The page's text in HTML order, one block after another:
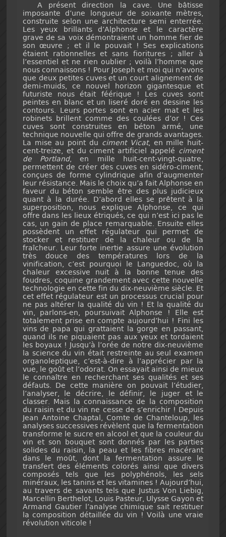
A présent direction la cave. Une bâtisse
imposante d’une longueur de soixante mètres,
construite selon une architecture semi enterrée.
Les yeux brillants d’Alphonse et le caractère
grave de sa voix démontraient un homme fier de
son œuvre ; et il le pouvait ! Ses explications
étaient rationnelles et sans fioritures ; aller à
l’essentiel et ne rien oublier ; voilà l’homme que
nous connaissons ! Pour Joseph et moi qui n’avons
que deux petites cuves et un court alignement de
demi-muids, ce nouvel horizon gigantesque et
futuriste nous était féérique ! Les cuves sont
peintes en blanc et un liseré doré en dessine les
contours. Leurs portes sont en acier mat et les
robinets brillent comme des coulées d’or ! Ces
cuves sont construites en béton armé, une
technique nouvelle qui offre de grands avantages.
La mise au point du ciment Vicat, en mille huit-
cent-treize, et du ciment artificiel appelé ciment
de Portland, en mille huit-cent-vingt-quatre,
permettent de créer des cuves en sidéro-ciment,
conçues de forme cylindrique afin d’augmenter
leur résistance. Mais le choix qu’a fait Alphonse en
faveur du béton semble être des plus judicieux
quant à la durée. D’abord elles se prêtent à la
superposition, nous explique Alphonse, ce qui
offre dans les lieux étriqués, ce qui n’est ici pas le
cas, un gain de place remarquable. Ensuite elles
possèdent un effet régulateur qui permet de
stocker et restituer de la chaleur ou de la
fraîcheur. Leur forte inertie assure une évolution
très douce des températures lors de la
vinification, c’est pourquoi le Languedoc, où la
chaleur excessive nuit à la bonne tenue des
foudres, coquine grandement avec cette nouvelle
technologie en cette fin du dix-neuvième siècle. Et
cet effet régulateur est un processus crucial pour
ne pas altérer la qualité du vin ! Et la qualité du
vin, parlons-en, poursuivait Alphonse ! Elle est
totalement prise en compte aujourd’hui ! Fini les
vins de papa qui grattaient la gorge en passant,
quand ils ne piquaient pas aux yeux et tordaient
les boyaux ! Jusqu’à l’orée de notre dix-neuvième
la science du vin était restreinte au seul examen
organoleptique, c’est-à-dire à l’apprécier par la
vue, le goût et l’odorat. On essayait ainsi de mieux
le connaître en recherchant ses qualités et ses
défauts. De cette manière on pouvait l’étudier,
l’analyser, le décrire, le définir, le juger et le
classer. Mais la connaissance de la composition
du raisin et du vin ne cesse de s’enrichir ! Depuis
Jean Antoine Chaptal, Comte de Chanteloup, les
analyses successives révèlent que la fermentation
transforme le sucre en alcool et que la couleur du
vin et son bouquet sont donnés par les parties
solides du raisin, la peau et les fibres macérant
dans le moût, dont la fermentation assure le
transfert des éléments colorés ainsi que divers
composés tels que les polyphénols, les sels
minéraux, les tanins et les vitamines ! Aujourd’hui,
au travers de savants tels que Justus Von Liebig,
Marcellin Berthelot, Louis Pasteur, Ulysse Gayon et
Armand Gautier l’analyse chimique sait restituer
la composition détaillée du vin ! Voilà une vraie
révolution viticole !